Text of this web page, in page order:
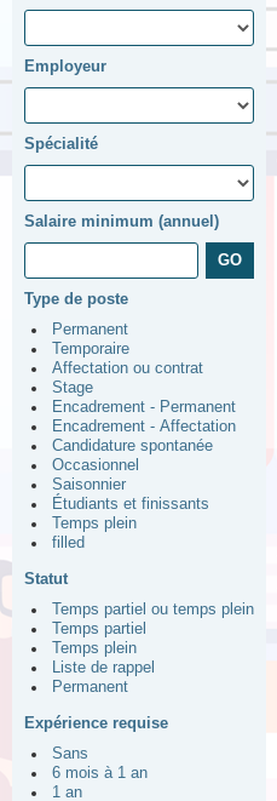
Employeur
Spécialité
Salaire minimum (annuel)
Type de poste
Permanent
Temporaire
Affectation ou contrat
Stage
Encadrement - Permanent
Encadrement - Affectation
Candidature spontanée
Occasionnel
Saisonnier
Étudiants et finissants
Temps plein
filled
Statut
Temps partiel ou temps plein
Temps partiel
Temps plein
Liste de rappel
Permanent
Expérience requise
Sans
6 mois à 1 an
1 an